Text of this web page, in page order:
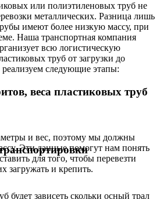
или полиэтиленовых труб не
металлических. Разница лишь
имеют более низкую массу, при
Наша транспортная компания
всю логистическую
труб от загрузки до
следующие этапы:
веса пластиковых труб
и вес, поэтому мы должны
Эти данные помогут нам понять
для того, чтобы перевезти
загружать и крепить.
будет зависеть скольки осный трал